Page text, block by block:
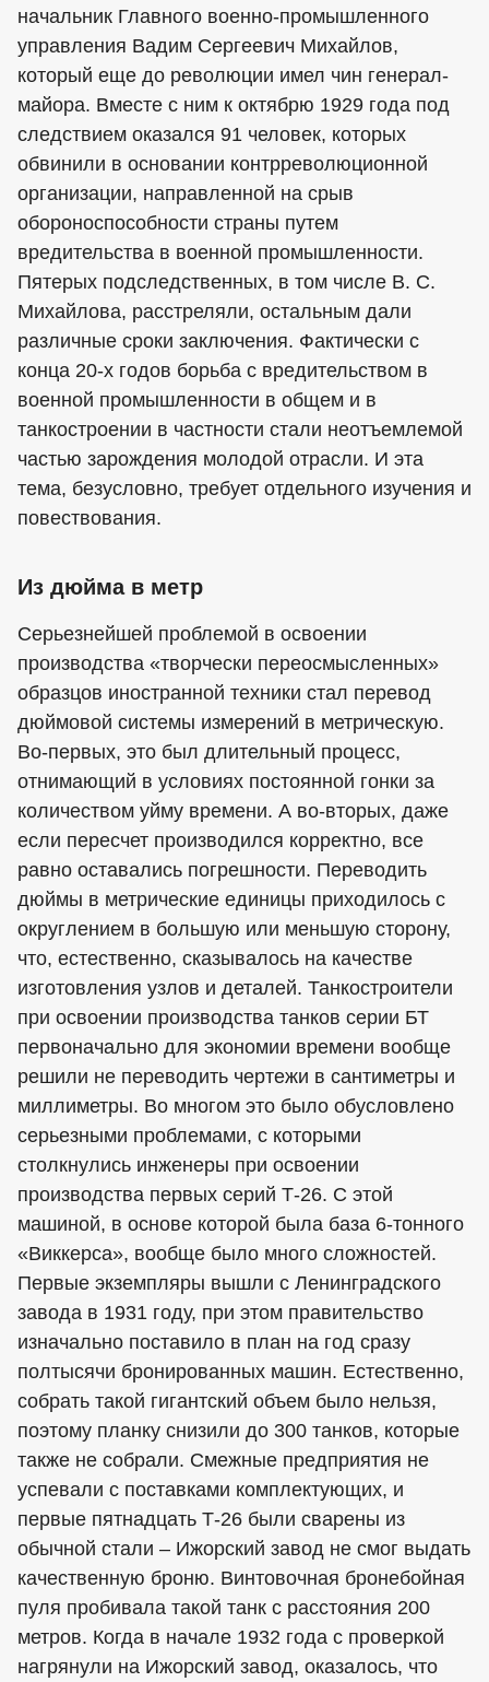
начальник Главного военно-промышленного
управления Вадим Сергеевич Михайлов,
который еще до революции имел чин генерал-
майора. Вместе с ним к октябрю 1929 года под
следствием оказался 91 человек, которых
обвинили в основании контрреволюционной
организации, направленной на срыв
обороноспособности страны путем
вредительства в военной промышленности.
Пятерых подследственных, в том числе В. С.
Михайлова, расстреляли, остальным дали
различные сроки заключения. Фактически с
конца 20-х годов борьба с вредительством в
военной промышленности в общем и в
танкостроении в частности стали неотъемлемой
частью зарождения молодой отрасли. И эта
тема, безусловно, требует отдельного изучения и
повествования.
Из дюйма в метр
Серьезнейшей проблемой в освоении
производства «творчески переосмысленных»
образцов иностранной техники стал перевод
дюймовой системы измерений в метрическую.
Во-первых, это был длительный процесс,
отнимающий в условиях постоянной гонки за
количеством уйму времени. А во-вторых, даже
если пересчет производился корректно, все
равно оставались погрешности. Переводить
дюймы в метрические единицы приходилось с
округлением в большую или меньшую сторону,
что, естественно, сказывалось на качестве
изготовления узлов и деталей. Танкостроители
при освоении производства танков серии БТ
первоначально для экономии времени вообще
решили не переводить чертежи в сантиметры и
миллиметры. Во многом это было обусловлено
серьезными проблемами, с которыми
столкнулись инженеры при освоении
производства первых серий Т-26. С этой
машиной, в основе которой была база 6-тонного
«Виккерса», вообще было много сложностей.
Первые экземпляры вышли с Ленинградского
завода в 1931 году, при этом правительство
изначально поставило в план на год сразу
полтысячи бронированных машин. Естественно,
собрать такой гигантский объем было нельзя,
поэтому планку снизили до 300 танков, которые
также не собрали. Смежные предприятия не
успевали с поставками комплектующих, и
первые пятнадцать Т-26 были сварены из
обычной стали – Ижорский завод не смог выдать
качественную броню. Винтовочная бронебойная
пуля пробивала такой танк с расстояния 200
метров. Когда в начале 1932 года с проверкой
нагрянули на Ижорский завод, оказалось, что